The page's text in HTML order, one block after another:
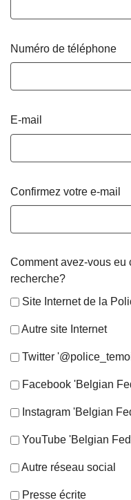
Numéro de téléphone
E-mail
Confirmez votre e-mail
Comment avez-vous eu
recherche?
Site Internet de la
Autre site Internet
Twitter
Facebook 'Belgian
Instagram 'Belgian
YouTube 'Belgian
Autre réseau social
Presse écrite